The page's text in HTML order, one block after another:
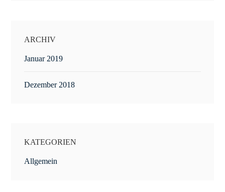
ARCHIV
Januar 2019
Dezember 2018
KATEGORIEN
Allgemein